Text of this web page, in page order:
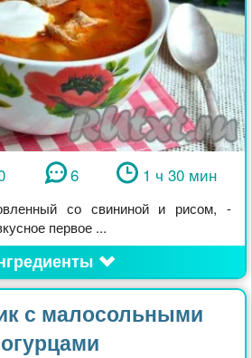
6 1 ч 30 мин
со свининой и рисом, -
первое ...
с малосольными
огурцами